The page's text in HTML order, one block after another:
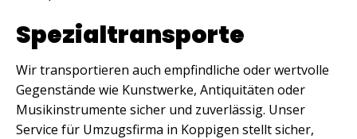
Spezialtransporte
Wir transportieren auch empfindliche oder wertvolle
Gegenstände wie Kunstwerke, Antiquitäten oder
Musikinstrumente sicher und zuverlässig. Unser
Service für Umzugsfirma in Koppigen stellt sicher,